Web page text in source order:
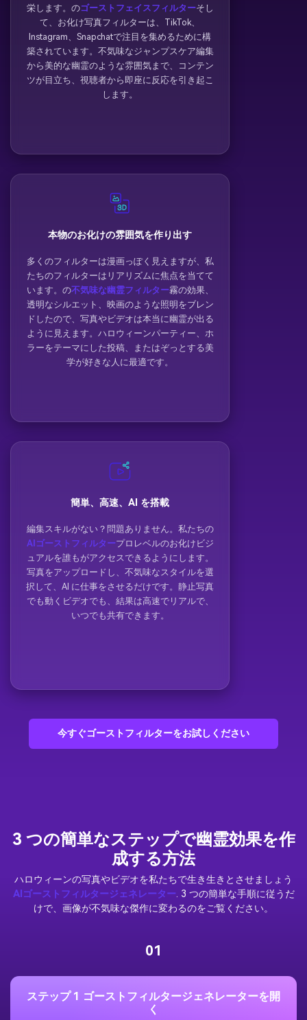
栄します。のゴーストフェイスフィルターそし
て、お化け写真フィルターは、TikTok、
Instagram、Snapchatで注目を集めるために構
築されています。不気味なジャンプスケア編集
から美的な幽霊のような雰囲気まで、コンテン
ツが目立ち、視聴者から即座に反応を引き起こ
します。
本物のお化けの雰囲気を作り出す
多くのフィルターは漫画っぽく見えますが、私
たちのフィルターはリアリズムに焦点を当てて
います。の不気味な幽霊フィルター霧の効果、
透明なシルエット、映画のような照明をブレン
ドしたので、写真やビデオは本当に幽霊が出る
ように見えます。ハロウィーンパーティー、ホ
ラーをテーマにした投稿、またはぞっとする美
学が好きな人に最適です。
簡単、高速、AI を搭載
編集スキルがない？問題ありません。私たちの
AIゴーストフィルタープロレベルのお化けビジ
ュアルを誰もがアクセスできるようにします。
写真をアップロードし、不気味なスタイルを選
択して、AI に仕事をさせるだけです。静止写真
でも動くビデオでも、結果は高速でリアルで、
いつでも共有できます。
今すぐゴーストフィルターをお試しください
3 つの簡単なステップで幽霊効果を作
成する方法
ハロウィーンの写真やビデオを私たちで生き生きとさせましょう
AIゴーストフィルタージェネレーター. 3 つの簡単な手順に従うだ
けで、画像が不気味な傑作に変わるのをご覧ください。
01
ステップ 1 ゴーストフィルタージェネレーターを開
く